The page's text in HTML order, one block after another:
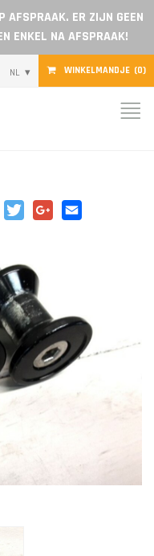
AFSPRAAK. ER ZIJN GEEN
ENKEL NA AFSPRAAK!
WINKELMANDJE (0)
NL
Facebook
TwitterGoogle+